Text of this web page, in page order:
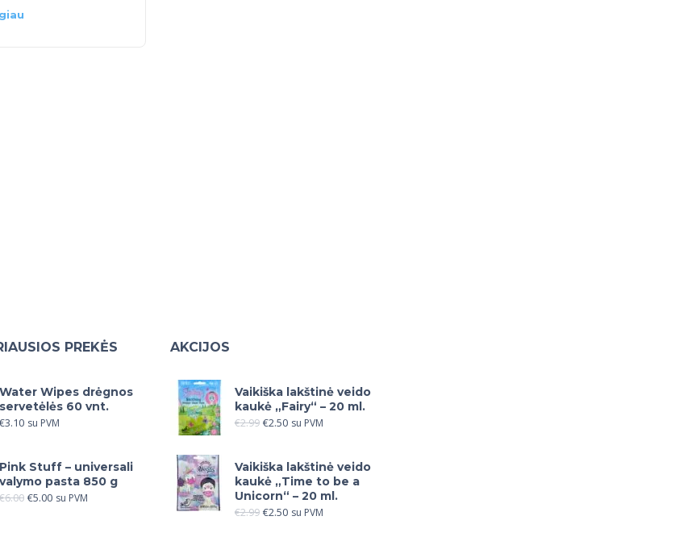
PREKĖS
Water Wipes drėgnos
servetėlės 60 vnt.
€3.10 su PVM
Pink Stuff – universali
valymo pasta 850 g
6.00 €5.00 su PVM
AKCIJOS
Vaikiška lakštinė veido
kaukė „Fairy“ – 20 ml.
€2.99 €2.50 su PVM
Vaikiška lakštinė veido
kaukė „Time to be a
Unicorn“ – 20 ml.
€2.99 €2.50 su PVM